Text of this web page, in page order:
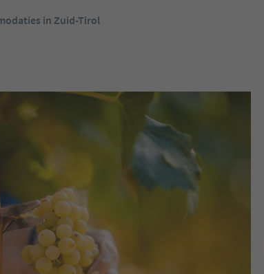
in Zuid-Tirol